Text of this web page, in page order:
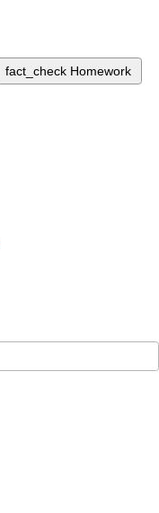
fact_check Homework